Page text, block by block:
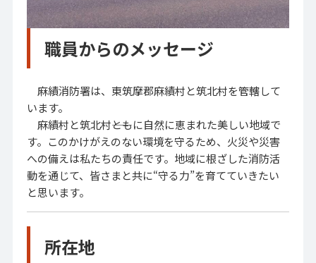
職員からのメッセージ
麻績消防署は、東筑摩郡麻績村と筑北村を管轄して
います。
麻績村と筑北村――ともに自然に恵まれた美しい地域で
す。このかけがえのない環境を守るため、火災や災害
への備えは私たちの責任です。地域に根ざした消防活
動を通じて、皆さまと共に“守る力”を育てていきたい
と思います。
所在地